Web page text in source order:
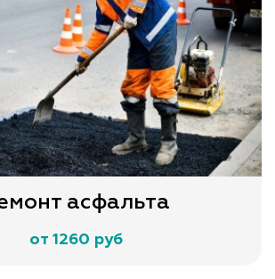
асфальта
от 1260 руб